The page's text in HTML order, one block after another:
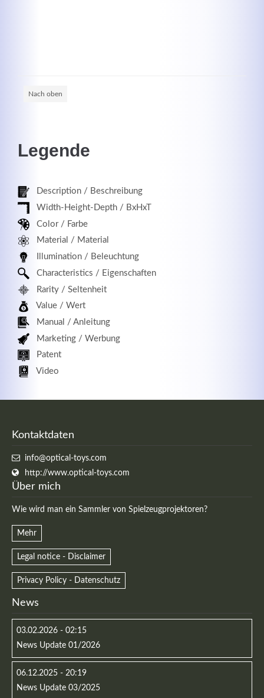
Nach oben
Legende
Description / Beschreibung
Width-Height-Depth / BxHxT
Color / Farbe
Material / Material
Illumination / Beleuchtung
Characteristics / Eigenschaften
Rarity / Seltenheit
Value / Wert
Manual / Anleitung
Marketing / Werbung
Patent
Video
Kontaktdaten
info@optical-toys.com
http://www.optical-toys.com
Über mich
Wie wird man ein Sammler von Spielzeugprojektoren?
Mehr
Legal notice - Disclaimer
Privacy Policy - Datenschutz
News
03.02.2026 - 02:15
News Update 01/2026
06.12.2025 - 20:19
News Update 03/2025